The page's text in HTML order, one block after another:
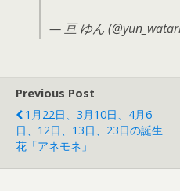
— 亘 ゆん
Previous Post
1月22日、3月10日、4月6
日、12日、13日、23日の誕生
花「アネモネ」